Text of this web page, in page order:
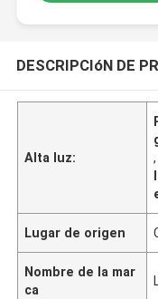
DESCRIPCIóN DE
Alta luz:
,
Lugar de origen
Nombre de la mar
ca